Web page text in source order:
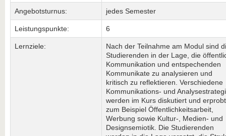
Angebotsturnus: jedes Semester
Leistungspunkte: 6
Lernziele:
Nach der Teilnahme am Modul sind
Studierenden in der Lage, die
Kommunikation und entspechenden
Kommunikate zu analysieren und
kritisch zu reflektieren. Verschiedene
Kommunikations- und
werden im Kurs diskutiert und
zum Beispiel Öffentlichkeitsarbeit,
Werbung sowie Kultur-, Medien- und
Designsemiotik. Die Studierenden